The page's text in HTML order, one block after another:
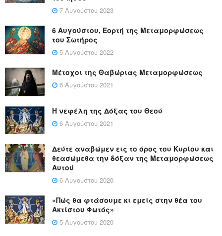
7 Αυγούστου 2023
6 Αυγούστου, Εορτή της Μεταμορφώσεως
του Σωτήρος
5 Αυγούστου 2022
Μέτοχοι της Θαβώριας Μεταμορφώσεως
6 Αυγούστου 2021
Η νεφέλη της Δόξας του Θεού
6 Αυγούστου 2021
Δεύτε αναβώμεν εις το όρος του Κυρίου και
θεασώμεθα την δόξαν της Μεταμορφώσεως
Αυτού
6 Αυγούστου 2020
«Πώς θα φτάσουμε κι εμείς στην θέα του
Ακτίστου Φωτός»
5 Αυγούστου 2020